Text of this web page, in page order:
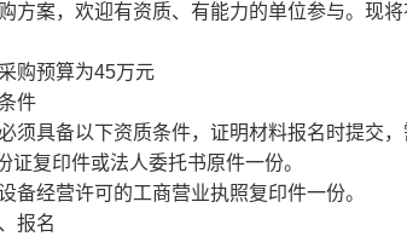
方案，欢迎有资质、有能力的单位参与。现将
购预算为45万元
件
须具备以下资质条件，证明材料报名时提交，
证复印件或法人委托书原件一份。
备经营许可的工商营业执照复印件一份。
报名